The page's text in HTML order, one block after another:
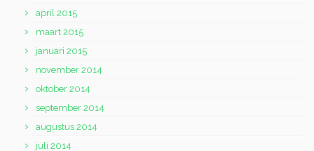
april 2015
maart 2015
januari 2015
november 2014
oktober 2014
september 2014
augustus 2014
juli 2014